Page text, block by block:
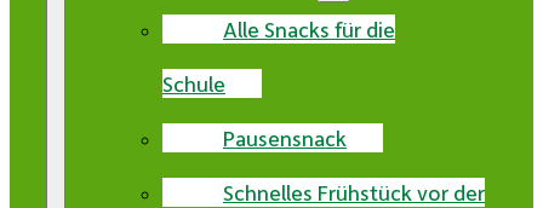
Alle Snacks für die
Schule
Pausensnack
Schnelles Frühstück vor der